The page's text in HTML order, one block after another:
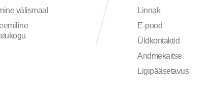
välismaal
Linnak
E-pood
Üldkontaktid
Andmekaitse
Ligipääsetavus